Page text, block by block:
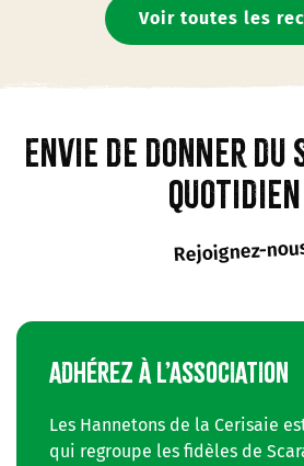
Voir toutes les
Envie de donner du
Rejoignez-
ADHÉREZ À L’ASSOCIATION
Les Hannetons de la Cerisaie
qui regroupe les fidèles de